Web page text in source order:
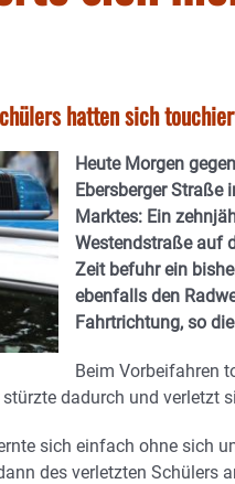
hatten sich
Heute Morgen
Ebersberger Straße
Marktes: Ein
Westendstraße auf
Zeit befuhr ein
ebenfalls den
Fahrtrichtung, so
Beim Vorbeifahren
dadurch und verletzt
sich einfach ohne sich
des verletzten Schülers